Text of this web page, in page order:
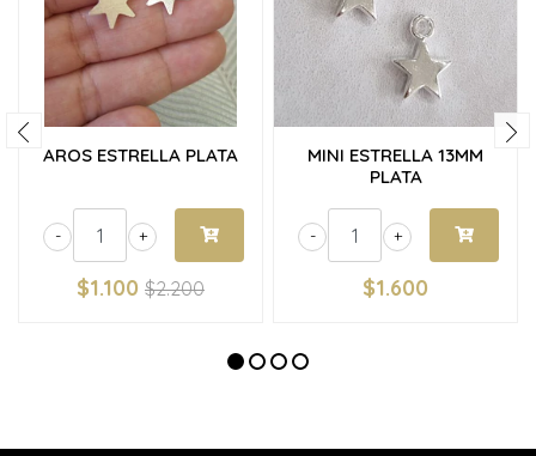
AROS ESTRELLA PLATA
+
-
$1.100 $2.200
MINI ESTRELLA 13MM
PLATA
+
-
$1.600